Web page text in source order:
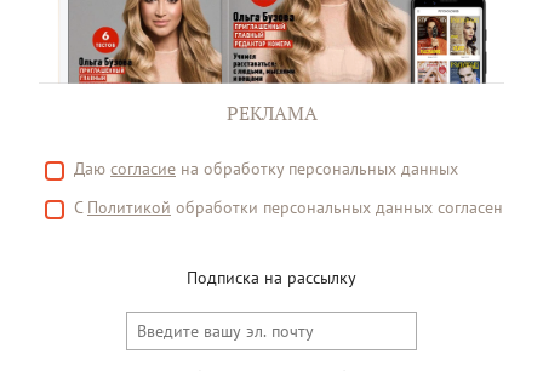
РЕКЛАМА
Даю согласие на обработку персональных данных
С Политикой обработки персональных данных согласен
Подписка на рассылку